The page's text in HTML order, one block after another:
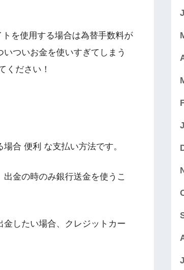
を使用する場合は為替手数料が
ついお金を使いすぎてしまう
ください！
合 便利 な支払い方法です。
金の時のみ銀行送金を使うこ
したい場合、クレジットカー